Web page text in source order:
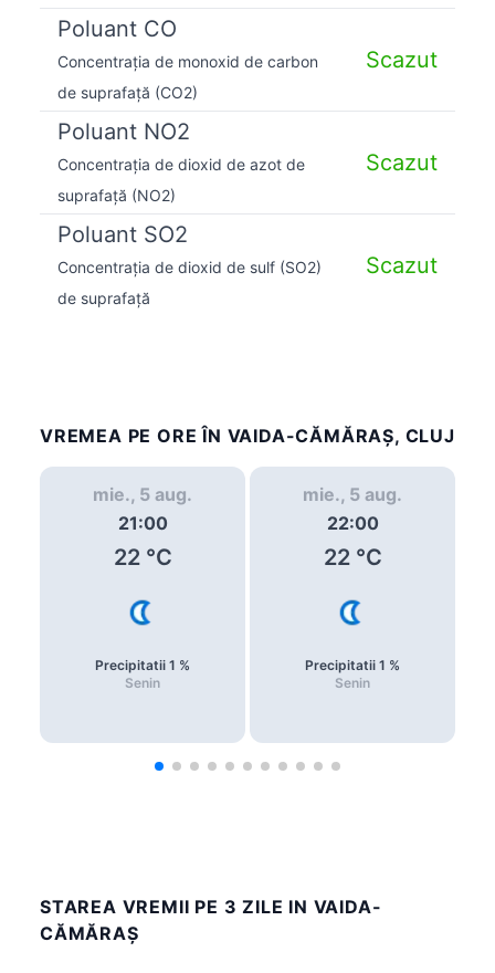
Poluant CO
Concentrația de monoxid de carbon
de suprafață (CO2)
Scazut
Poluant NO2
Concentrația de dioxid de azot de
suprafață (NO2)
Scazut
Poluant SO2
Concentrația de dioxid de sulf (SO2)
de suprafață
Scazut
VREMEA PE ORE ÎN VAIDA-CĂMĂRAŞ, CLUJ
mie., 5 aug.
21:00
22°C
Precipitatii 1 %
Senin
mie., 5 aug.
22:00
22°C
Precipitatii 1 %
Senin
STAREA VREMII PE 3 ZILE IN VAIDA-
CĂMĂRAŞ